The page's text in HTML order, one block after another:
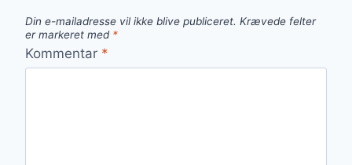
Din e-mailadresse vil ikke blive publiceret. Krævede felter
er markeret med *
Kommentar *